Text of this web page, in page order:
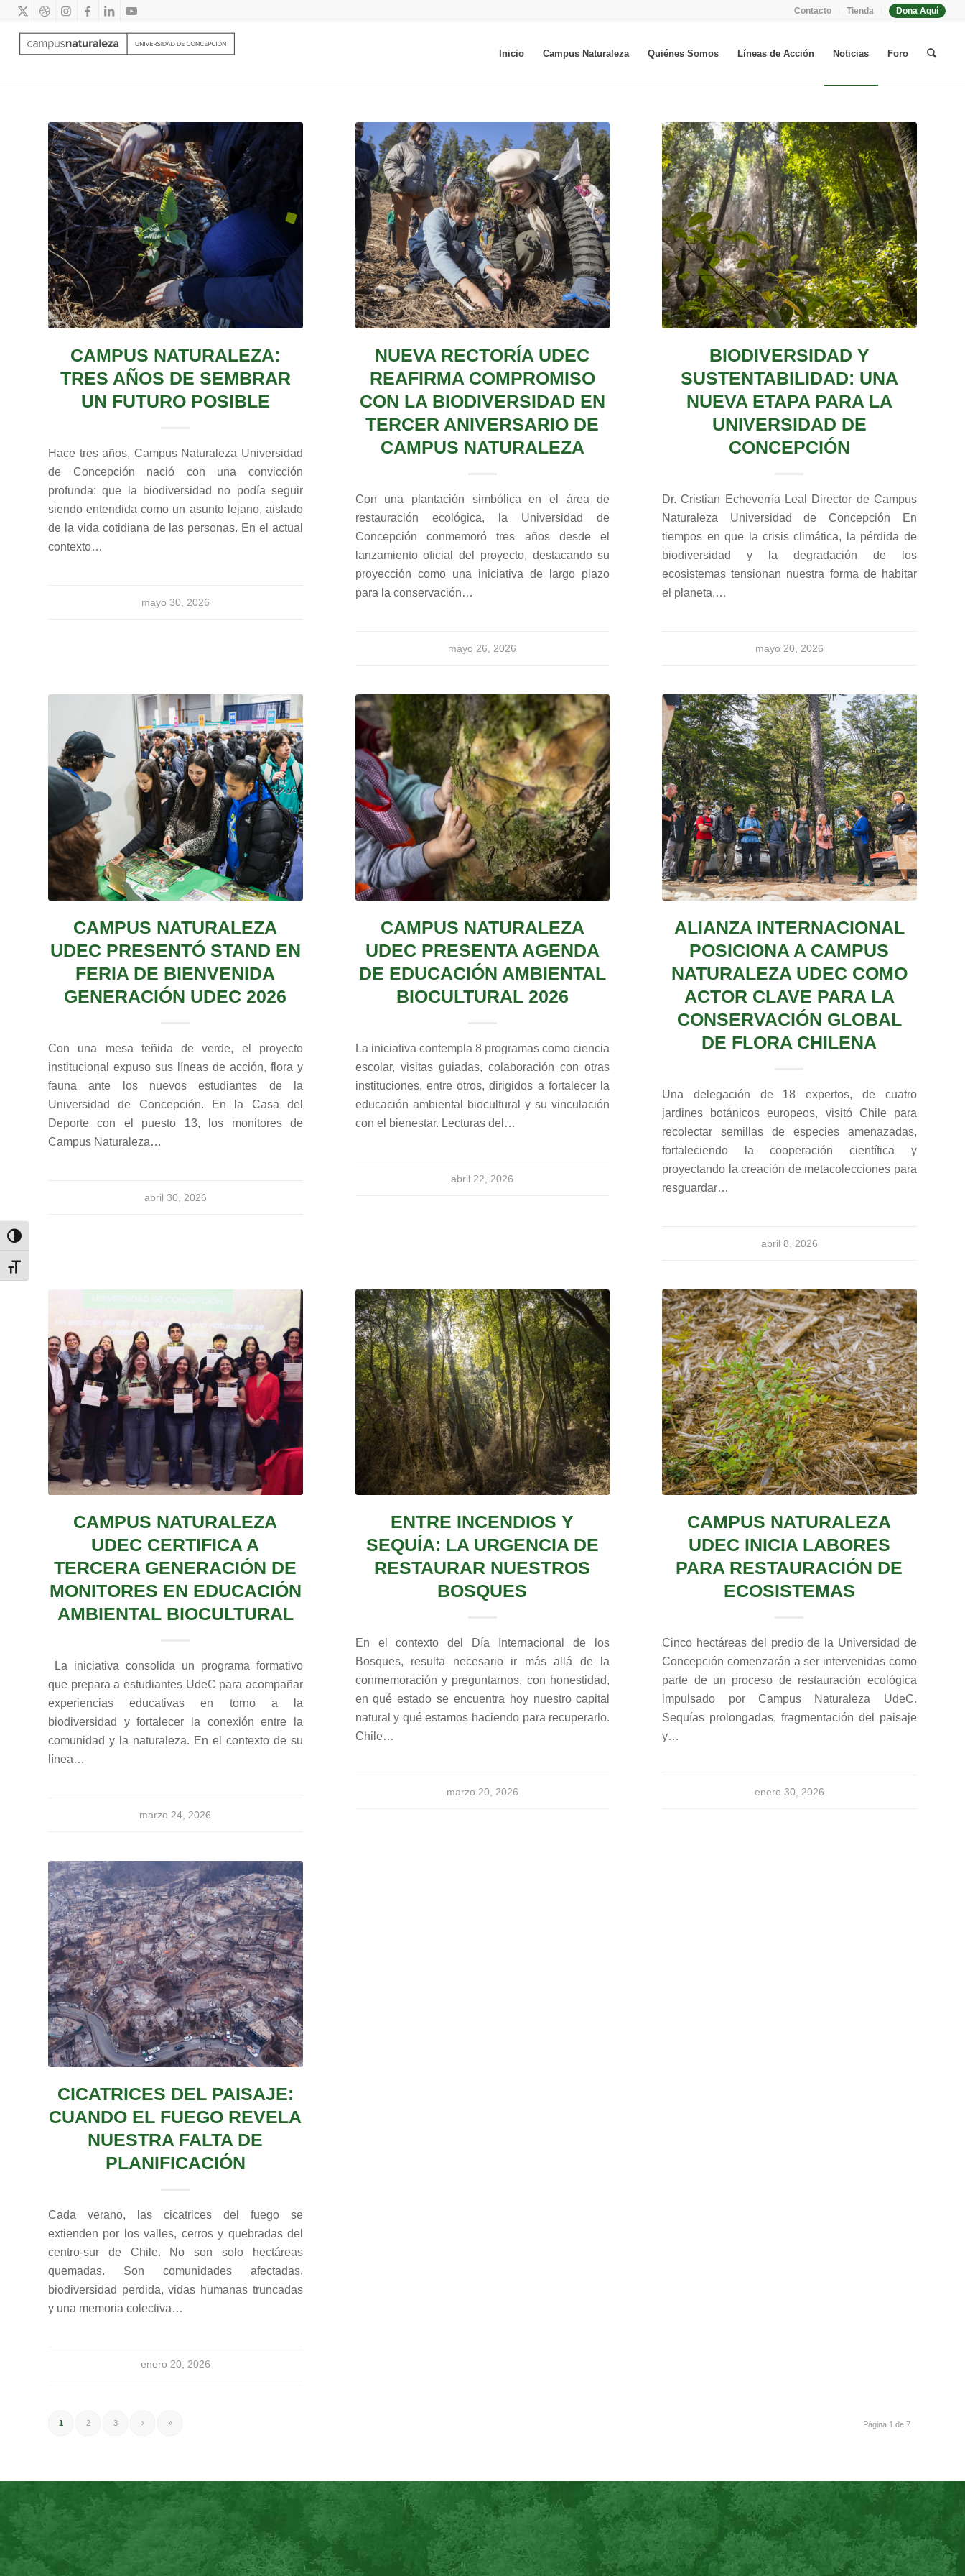
Alternar alto contraste
Alternar tamaño de letra
Contacto Tienda Dona Aquí
Inicio Campus Naturaleza Quiénes Somos Líneas de Acción Noticias Foro
CAMPUS NATURALEZA:
TRES AÑOS DE SEMBRAR
UN FUTURO POSIBLE
Hace tres años, Campus Naturaleza Universidad
de Concepción nació con una convicción
profunda: que la biodiversidad no podía seguir
siendo entendida como un asunto lejano, aislado
de la vida cotidiana de las personas. En el actual
contexto…
mayo 30, 2026
NUEVA RECTORÍA UDEC
REAFIRMA COMPROMISO
CON LA BIODIVERSIDAD EN
TERCER ANIVERSARIO DE
CAMPUS NATURALEZA
Con una plantación simbólica en el área de
restauración ecológica, la Universidad de
Concepción conmemoró tres años desde el
lanzamiento oficial del proyecto, destacando su
proyección como una iniciativa de largo plazo
para la conservación…
mayo 26, 2026
BIODIVERSIDAD Y
SUSTENTABILIDAD: UNA
NUEVA ETAPA PARA LA
UNIVERSIDAD DE
CONCEPCIÓN
Dr. Cristian Echeverría Leal Director de Campus
Naturaleza Universidad de Concepción En
tiempos en que la crisis climática, la pérdida de
biodiversidad y la degradación de los
ecosistemas tensionan nuestra forma de habitar
el planeta,…
mayo 20, 2026
CAMPUS NATURALEZA
UDEC PRESENTÓ STAND EN
FERIA DE BIENVENIDA
GENERACIÓN UDEC 2026
Con una mesa teñida de verde, el proyecto
institucional expuso sus líneas de acción, flora y
fauna ante los nuevos estudiantes de la
Universidad de Concepción. En la Casa del
Deporte con el puesto 13, los monitores de
Campus Naturaleza…
abril 30, 2026
CAMPUS NATURALEZA
UDEC PRESENTA AGENDA
DE EDUCACIÓN AMBIENTAL
BIOCULTURAL 2026
La iniciativa contempla 8 programas como ciencia
escolar, visitas guiadas, colaboración con otras
instituciones, entre otros, dirigidos a fortalecer la
educación ambiental biocultural y su vinculación
con el bienestar. Lecturas del…
abril 22, 2026
ALIANZA INTERNACIONAL
POSICIONA A CAMPUS
NATURALEZA UDEC COMO
ACTOR CLAVE PARA LA
CONSERVACIÓN GLOBAL
DE FLORA CHILENA
Una delegación de 18 expertos, de cuatro
jardines botánicos europeos, visitó Chile para
recolectar semillas de especies amenazadas,
fortaleciendo la cooperación científica y
proyectando la creación de metacolecciones para
resguardar…
abril 8, 2026
CAMPUS NATURALEZA
UDEC CERTIFICA A
TERCERA GENERACIÓN DE
MONITORES EN EDUCACIÓN
AMBIENTAL BIOCULTURAL
La iniciativa consolida un programa formativo
que prepara a estudiantes UdeC para acompañar
experiencias educativas en torno a la
biodiversidad y fortalecer la conexión entre la
comunidad y la naturaleza. En el contexto de su
línea…
marzo 24, 2026
ENTRE INCENDIOS Y
SEQUÍA: LA URGENCIA DE
RESTAURAR NUESTROS
BOSQUES
En el contexto del Día Internacional de los
Bosques, resulta necesario ir más allá de la
conmemoración y preguntarnos, con honestidad,
en qué estado se encuentra hoy nuestro capital
natural y qué estamos haciendo para recuperarlo.
Chile…
marzo 20, 2026
CAMPUS NATURALEZA
UDEC INICIA LABORES
PARA RESTAURACIÓN DE
ECOSISTEMAS
Cinco hectáreas del predio de la Universidad de
Concepción comenzarán a ser intervenidas como
parte de un proceso de restauración ecológica
impulsado por Campus Naturaleza UdeC.
Sequías prolongadas, fragmentación del paisaje
y…
enero 30, 2026
CICATRICES DEL PAISAJE:
CUANDO EL FUEGO REVELA
NUESTRA FALTA DE
PLANIFICACIÓN
Cada verano, las cicatrices del fuego se
extienden por los valles, cerros y quebradas del
centro-sur de Chile. No son solo hectáreas
quemadas. Son comunidades afectadas,
biodiversidad perdida, vidas humanas truncadas
y una memoria colectiva…
enero 20, 2026
Página 1 de 7
1 2 3 › »